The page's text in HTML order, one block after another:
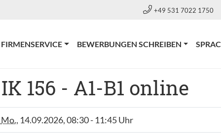
+49 531 7022 1750
FIRMENSERVICE BEWERBUNGEN SCHREIBEN
156 - A1-B1 online
Mo., 14.09.2026, 08:30 - 11:45 Uhr